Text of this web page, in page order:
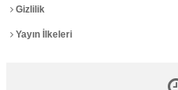
Gizlilik
Yayın İlkeleri